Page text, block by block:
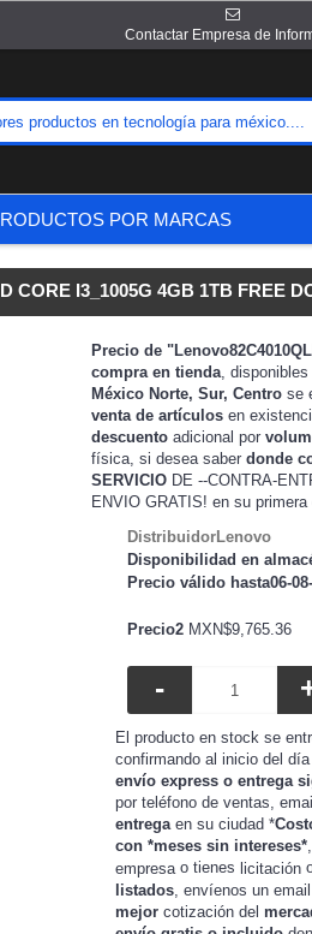
Contactar Empresa de
POR MARCAS
CORE I3_1005G 4GB 1TB FREE
Precio de
compra en tienda, disponibles
México Norte, Sur, Centro se
venta de artículos en
descuento adicional por
física, si desea saber donde
SERVICIO DE --CONTRA-
ENVIO GRATIS! en su primera
DistribuidorLenovo
Disponibilidad en
Precio válido hasta06-
Precio2 MXN$9,765.36
-
El producto en stock se
confirmando al inicio del
envío express o entrega
por teléfono de ventas,
entregaen su ciudad *
con *meses sin intereses*,
empresa o tienes licitación
listados , envíenos un
mejor cotización del